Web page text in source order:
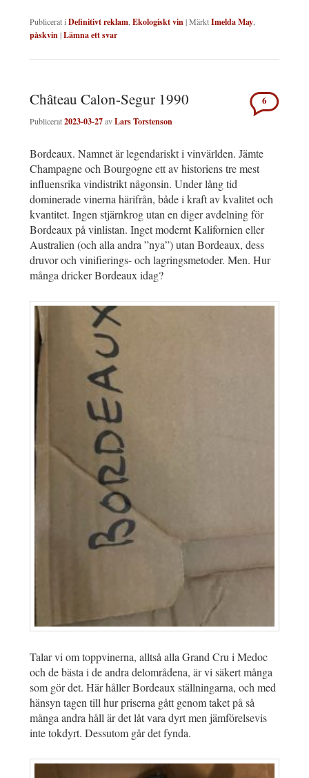
Publicerat iDefinitivt reklam,Ekologiskt vin|MärktImelda May,
påskvin|Lämna ett svar
Château Calon-Segur 1990
Publicerat2023-03-27avLars Torstenson
6
Bordeaux. Namnet är legendariskt i vinvärlden. Jämte
Champagne och Bourgogne ett av historiens tre mest
influensrika vindistrikt någonsin. Under lång tid
dominerade vinerna härifrån, både i kraft av kvalitet och
kvantitet. Ingen stjärnkrog utan en diger avdelning för
Bordeaux på vinlistan. Inget modernt Kalifornien eller
Australien (och alla andra ”nya”) utan Bordeaux, dess
druvor och vinifierings- och lagringsmetoder. Men. Hur
många dricker Bordeaux idag?
Talar vi om toppvinerna, alltså alla Grand Cru i Medoc
och de bästa i de andra delområdena, är vi säkert många
som gör det. Här håller Bordeaux ställningarna, och med
hänsyn tagen till hur priserna gått genom taket på så
många andra håll är det låt vara dyrt men jämförelsevis
inte tokdyrt. Dessutom går det fynda.